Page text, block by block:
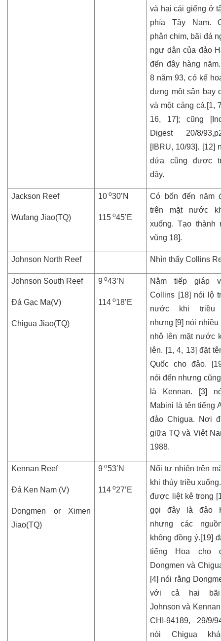
và hai cái giếng ở
phía Tây Nam.
phân chim, bãi đá
ngư dân của đảo
đến đây hàng
8 năm 93, có kế
dựng một sân bay
và một cảng cá.[1,
16, 17]; cũng
Digest 20/8/
[IBRU, 10/93]. [12]
dứa cũng được
đây.
Jackson Reef
Wufang Jiao(TQ)
10 o30’N
115 o45’E
Có bốn đến năm
trên mặt nước
xuống. Tạo thành
vũng 18].
Johnson North Reef Nhìn thấy Collins
Johnson South Reef
Đá Gạc Ma(V)
Chigua Jiao(TQ)
9 o43’N
114 o18’E
Nằm tiếp giáp
Collins [18] nói lộ
nước khi triều
nhưng [9] nói nhiều
nhô lên mặt nước
lên. [1, 4, 13] đặt
Quốc cho đảo.
nói đến nhưng
là Kennan. [3]
Mabini là tên tiếng
đảo Chigua. Nơi
giữa TQ và Viêt
1988.
Kennan Reef
Đá Ken Nam (V)
Dongmen or Ximen
Jiao(TQ)
9 o53’N
114 o27’E
Nổi tự nhiên trên
khi thủy triều
được liệt kê trong
gọi đây là đảo
nhưng các
không đồng ý.[19]
tiếng Hoa cho
Dongmen và
[4] nói rằng
với cả hai bãi
Johnson và
CHI-94189, 29/9/
nói Chigua